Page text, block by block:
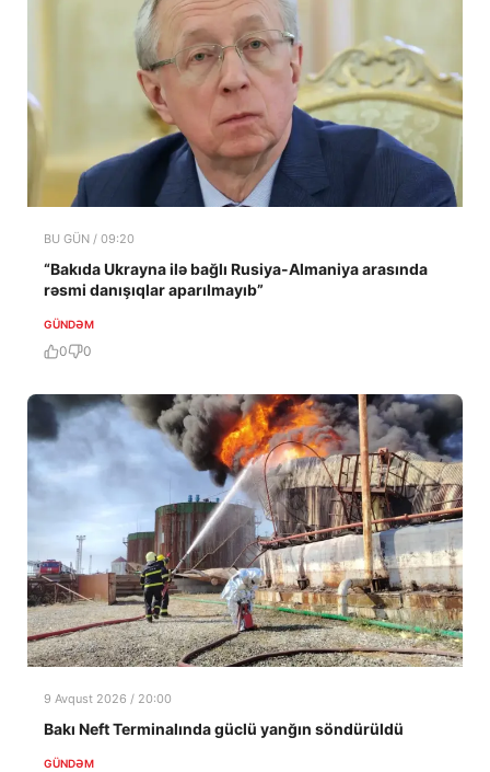
BU GÜN / 09:20
“Bakıda Ukrayna ilə bağlı Rusiya-Almaniya arasında
rəsmi danışıqlar aparılmayıb”
GÜNDƏM
0 0
9 Avqust 2026 / 20:00
Bakı Neft Terminalında güclü yanğın söndürüldü
GÜNDƏM